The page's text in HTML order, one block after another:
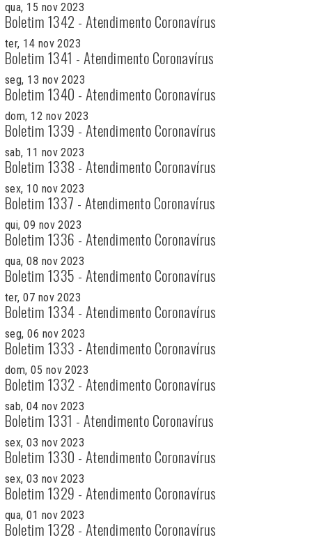
qua, 15 nov 2023
Boletim 1342 - Atendimento Coronavírus
ter, 14 nov 2023
Boletim 1341 - Atendimento Coronavírus
seg, 13 nov 2023
Boletim 1340 - Atendimento Coronavírus
dom, 12 nov 2023
Boletim 1339 - Atendimento Coronavírus
sab, 11 nov 2023
Boletim 1338 - Atendimento Coronavírus
sex, 10 nov 2023
Boletim 1337 - Atendimento Coronavírus
qui, 09 nov 2023
Boletim 1336 - Atendimento Coronavírus
qua, 08 nov 2023
Boletim 1335 - Atendimento Coronavírus
ter, 07 nov 2023
Boletim 1334 - Atendimento Coronavírus
seg, 06 nov 2023
Boletim 1333 - Atendimento Coronavírus
dom, 05 nov 2023
Boletim 1332 - Atendimento Coronavírus
sab, 04 nov 2023
Boletim 1331 - Atendimento Coronavírus
sex, 03 nov 2023
Boletim 1330 - Atendimento Coronavírus
sex, 03 nov 2023
Boletim 1329 - Atendimento Coronavírus
qua, 01 nov 2023
Boletim 1328 - Atendimento Coronavírus